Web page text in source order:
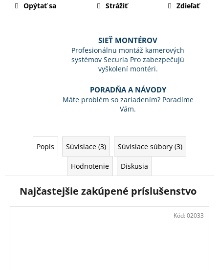
Opýtať sa Strážiť Zdieľať
SIEŤ MONTÉROV
Profesionálnu montáž kamerových
systémov Securia Pro zabezpečujú
vyškolení montéri.
PORADŇA A NÁVODY
Máte problém so zariadením? Poradíme
Vám.
Popis Súvisiace (3) Súvisiace súbory (3)
Hodnotenie Diskusia
Najčastejšie zakúpené príslušenstvo
Kód: 02033